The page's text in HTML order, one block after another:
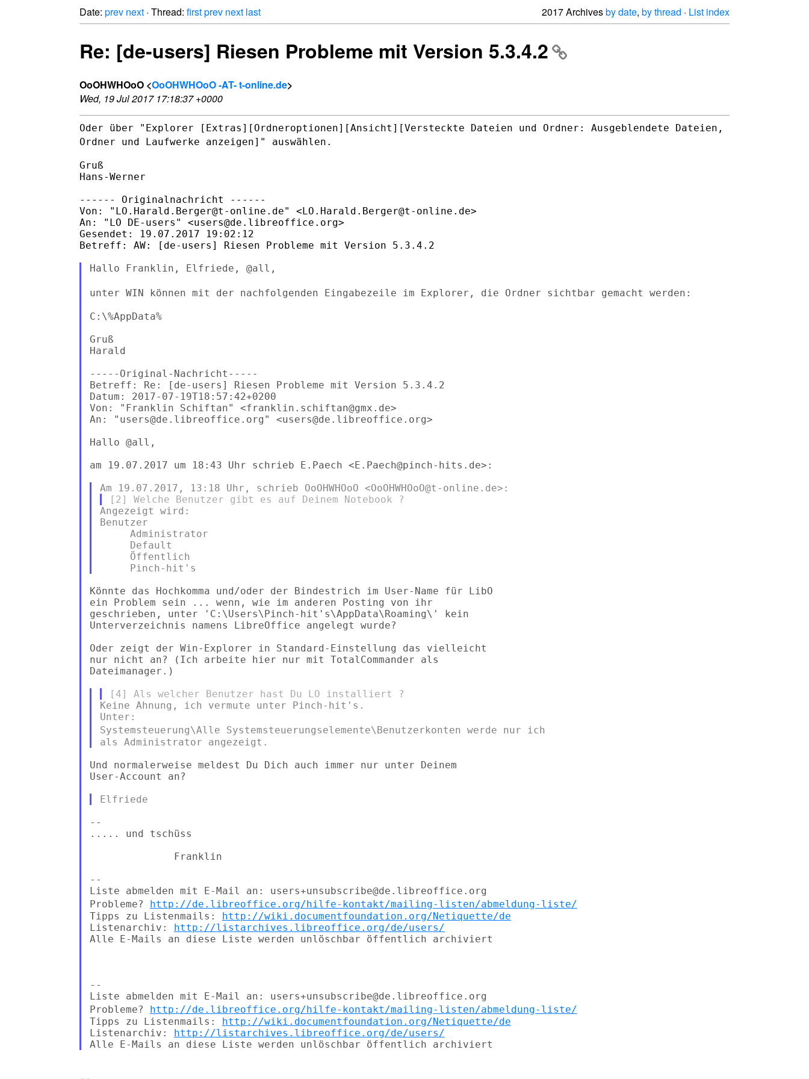
Date: prev next · Thread: firstprev next last 2017 Archivesby date, by thread · List index
Re: [de-users] Riesen Probleme mit Version 5.3.4.2
OoOHWHOoO <OoOHWHOoO -AT- t-online.de>
Wed, 19 Jul 2017 17:18:37 +0000
Oder über "Explorer [Extras][Ordneroptionen][Ansicht][Versteckte Dateien und Ordner: Ausgeblendete Dateien,
Ordner und Laufwerke anzeigen]" auswählen.
Gruß
Hans-Werner
------ Originalnachricht ------
Von: "LO.Harald.Berger@t-online.de" <LO.Harald.Berger@t-online.de>
An: "LO DE-users" <users@de.libreoffice.org>
Gesendet: 19.07.2017 19:02:12
Betreff: AW: [de-users] Riesen Probleme mit Version 5.3.4.2
Hallo Franklin, Elfriede, @all,
unter WIN können mit der nachfolgenden Eingabezeile im Explorer, die Ordner sichtbar gemacht werden:
C:\%AppData%
Gruß
Harald
-----Original-Nachricht-----
Betreff: Re: [de-users] Riesen Probleme mit Version 5.3.4.2
Datum: 2017-07-19T18:57:42+0200
Von: "Franklin Schiftan" <franklin.schiftan@gmx.de>
An: "users@de.libreoffice.org" <users@de.libreoffice.org>
Hallo @all,
am 19.07.2017 um 18:43 Uhr schrieb E.Paech <E.Paech@pinch-hits.de>:
Angezeigt wird:
Benutzer
     Administrator
     Default
     Öffentlich
Könnte das Hochkomma und/oder der Bindestrich im User-Name für LibO
ein Problem sein ... wenn, wie im anderen Posting von ihr
geschrieben, unter 'C:\Users\Pinch-hit's\AppData\Roaming\' kein
Unterverzeichnis namens LibreOffice angelegt wurde?
Oder zeigt der Win-Explorer in Standard-Einstellung das vielleicht
nur nicht an? (Ich arbeite hier nur mit TotalCommander als
Dateimanager.)
Keine Ahnung, ich vermute unter Pinch-hit's.
Systemsteuerung\Alle Systemsteuerungselemente\Benutzerkonten werde nur ich
Und normalerweise meldest Du Dich auch immer nur unter Deinem
User-Account an?
--
..... und tschüss
              Franklin
--
Probleme? http://de.libreoffice.org/hilfe-kontakt/mailing-listen/abmeldung-liste/
Tipps zu Listenmails: http://wiki.documentfoundation.org/Netiquette/de
Listenarchiv: http://listarchives.libreoffice.org/de/users/
Alle E-Mails an diese Liste werden unlöschbar öffentlich archiviert
--
Probleme? http://de.libreoffice.org/hilfe-kontakt/mailing-listen/abmeldung-liste/
Tipps zu Listenmails: http://wiki.documentfoundation.org/Netiquette/de
Listenarchiv: http://listarchives.libreoffice.org/de/users/